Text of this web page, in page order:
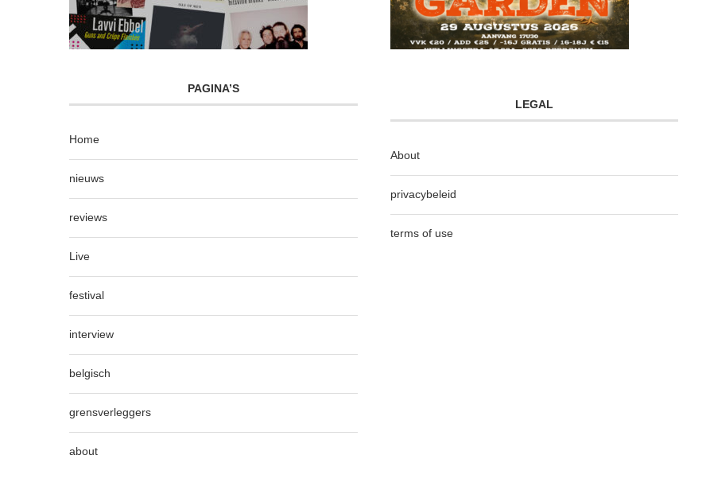
PAGINA’S
Home
nieuws
reviews
Live
festival
interview
belgisch
grensverleggers
about
LEGAL
About
privacybeleid
terms of use